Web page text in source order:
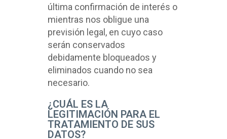
última confirmación de interés o
mientras nos obligue una
previsión legal, en cuyo caso
serán conservados
debidamente bloqueados y
eliminados cuando no sea
necesario.
¿CUÁL ES LA
LEGITIMACIÓN PARA EL
TRATAMIENTO DE SUS
DATOS?